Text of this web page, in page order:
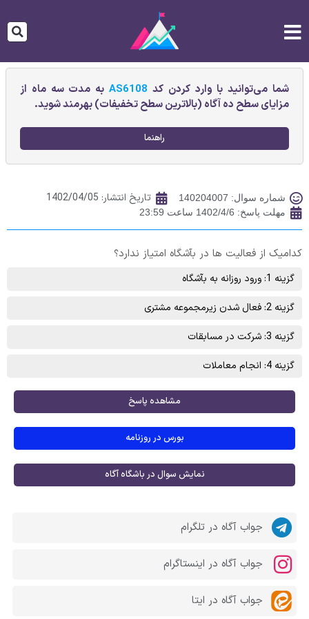
شما می‌توانید با وارد کردن کد AS6108به مدت سه ماه از
مزایای سطح ده آگاه (بالاترین سطح تخفیفات) بهرمند شوید.
راهنما
شماره سوال: 140204007 تاریخ انتشار: 1402/04/05
مهلت پاسخ: 1402/4/6 ساعت 23:59
کدامیک از فعالیت ها در بآشگاه امتیاز ندارد؟
گزینه 1: ورود روزانه به بآشگاه
گزینه 2: فعال شدن زیرمجموعه مشتری
گزینه 3: شرکت در مسابقات
گزینه 4: انجام معاملات
مشاهده پاسخ
بورس در روزنامه
نمایش سوال در باشگاه آگاه
جواب آگاه در تلگرام
جواب آگاه در اینستاگرام
جواب آگاه در ایتا